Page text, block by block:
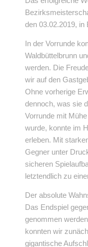
den 03.02.2019, in
In der Vorrunde
Waldbüttelbrunn
werden. Die
wir auf den
Ohne vorherige
dennoch, was sie
Vorrunde mit
wurde, konnte im
erleben. Mit
Gegner unter
sicheren
letztendlich zu
Der absolute
Das Endspiel
genommen
konnten wir
gigantische